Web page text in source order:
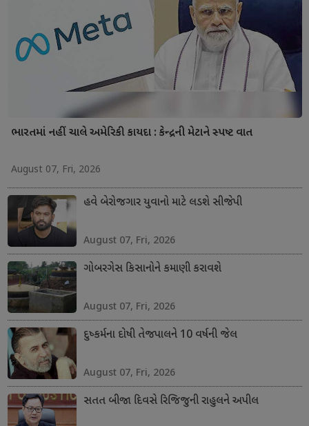
ભારતમાં નહીં ચાલે અમેરિકી કાયદા : કેન્દ્રની મેટાને સ્પષ્ટ વાત
August 07, Fri, 2026
હવે બેરોજગાર યુવાનો માટે લડશે સીજેપી
August 07, Fri, 2026
ગોબરગેસ કિસાનોને કમાણી કરાવશે
August 07, Fri, 2026
દુષ્કર્મના દોષી તેજપાલને 10 વર્ષની જેલ
August 07, Fri, 2026
સતત બીજા દિવસે રિજિજુની રાહુલને અપીલ